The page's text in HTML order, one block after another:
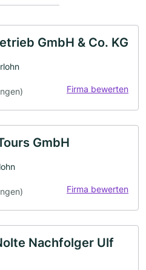
GmbH & Co. KG
Firma bewerten
GmbH
Firma bewerten
Nachfolger Ulf